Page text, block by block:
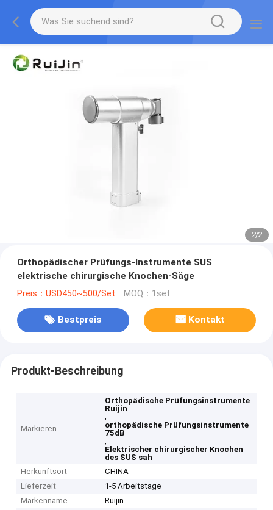
2/2
Orthopädischer Prüfungs-Instrumente SUS
elektrische chirurgische Knochen-Säge
Preis：USD450~500/Set MOQ：1set
Bestpreis Kontakt
Produkt-Beschreibung
Markieren
Orthopädische Prüfungsinstrumente
Ruijin
,
orthopädische Prüfungsinstrumente
75dB
,
Elektrischer chirurgischer Knochen
des SUS sah
Herkunftsort
CHINA
Lieferzeit
1-5 Arbeitstage
Markenname
Ruijin